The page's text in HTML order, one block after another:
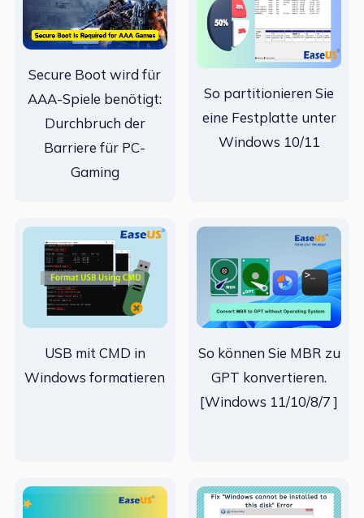
Secure Boot wird für
AAA-Spiele benötigt:
Durchbruch der
Barriere für PC-
Gaming
So partitionieren Sie
eine Festplatte unter
Windows 10/11
USB mit CMD in
Windows formatieren
So können Sie MBR zu
GPT konvertieren.
[Windows 11/10/8/7 ]